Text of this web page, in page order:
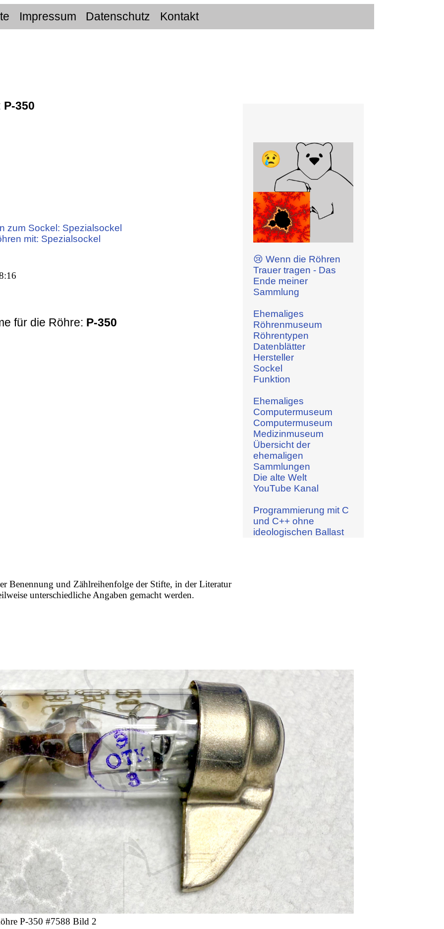
Impressum Datenschutz Kontakt
Р-350
zum Sockel: Spezialsockel
mit: Spezialsockel
für die Röhre: Р-350
Benennung und Zählreihenfolge der Stifte, in der Literatur
unterschiedliche Angaben gemacht werden.
Р-350 #7588 Bild 2
😢 Wenn die Röhren
Trauer tragen - Das
Ende meiner
Sammlung
Ehemaliges
Röhrenmuseum
Röhrentypen
Datenblätter
Hersteller
Sockel
Funktion
Ehemaliges
Computermuseum
Computermuseum
Medizinmuseum
Übersicht der
ehemaligen
Sammlungen
Die alte Welt
YouTube Kanal
Programmierung mit C
und C++ ohne
ideologischen Ballast